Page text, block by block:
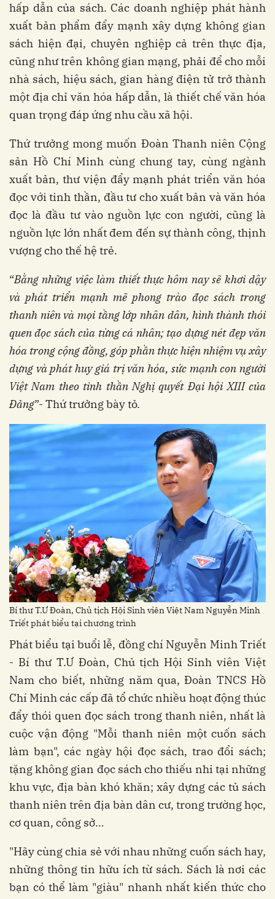
hấp dẫn của sách. Các doanh nghiệp phát hành
xuất bản phẩm đẩy mạnh xây dựng không gian
sách hiện đại, chuyên nghiệp cả trên thực địa,
cũng như trên không gian mạng, phải để cho mỗi
nhà sách, hiệu sách, gian hàng điện tử trở thành
một địa chỉ văn hóa hấp dẫn, là thiết chế văn hóa
quan trọng đáp ứng nhu cầu xã hội.
Thứ trưởng mong muốn Đoàn Thanh niên Cộng
sản Hồ Chí Minh cùng chung tay, cùng ngành
xuất bản, thư viện đẩy mạnh phát triển văn hóa
đọc với tinh thần, đầu tư cho xuất bản và văn hóa
đọc là đầu tư vào nguồn lực con người, cũng là
nguồn lực lớn nhất đem đến sự thành công, thịnh
vượng cho thế hệ trẻ.
“Bằng những việc làm thiết thực hôm nay sẽ khơi dậy
và phát triển mạnh mẽ phong trào đọc sách trong
thanh niên và mọi tầng lớp nhân dân, hình thành thói
quen đọc sách của từng cá nhân; tạo dựng nét đẹp văn
hóa trong cộng đồng, góp phần thực hiện nhiệm vụ xây
dựng và phát huy giá trị văn hóa, sức mạnh con người
Việt Nam theo tinh thần Nghị quyết Đại hội XIII của
Đảng”- Thứ trưởng bày tỏ.
Bí thư T.Ư Đoàn, Chủ tịch Hội Sinh viên Việt Nam Nguyễn Minh
Triết phát biểu tại chương trình
Phát biểu tại buổi lễ, đồng chí Nguyễn Minh Triết
- Bí thư T.Ư Đoàn, Chủ tịch Hội Sinh viên Việt
Nam cho biết, những năm qua, Đoàn TNCS Hồ
Chí Minh các cấp đã tổ chức nhiều hoạt động thúc
đẩy thói quen đọc sách trong thanh niên, nhất là
cuộc vận động "Mỗi thanh niên một cuốn sách
làm bạn", các ngày hội đọc sách, trao đổi sách;
tặng không gian đọc sách cho thiếu nhi tại những
khu vực, địa bàn khó khăn; xây dựng các tủ sách
thanh niên trên địa bàn dân cư, trong trường học,
cơ quan, công sở…
"Hãy cùng chia sẻ với nhau những cuốn sách hay,
những thông tin hữu ích từ sách. Sách là nơi các
bạn có thể làm "giàu" nhanh nhất kiến thức cho